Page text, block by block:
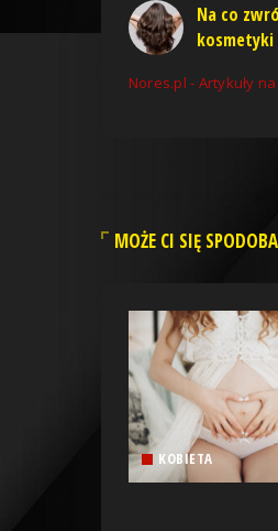
Na co
kosmetyki
Nores.pl - Artykuły
MOŻE CI SIĘ
KOBIETA